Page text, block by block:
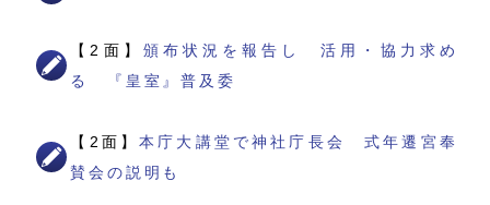
【2面】 頒布状況を報告し 活用・協力求め
る 『皇室』普及委
【2面】本庁大講堂で神社庁長会 式年遷宮奉
賛会の説明も